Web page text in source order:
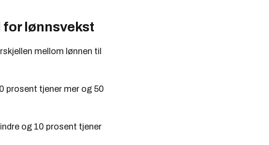
for lønnsvekst
mellom lønnen til
prosent tjener mer og 50
og 10 prosent tjener